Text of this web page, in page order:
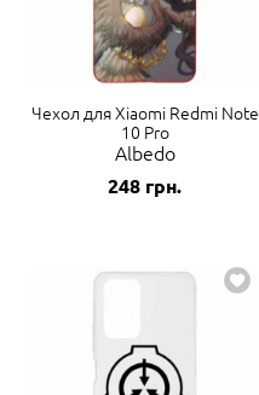
Чехол для Xiaomi Redmi Note
10 Pro
Albedo
248 грн.